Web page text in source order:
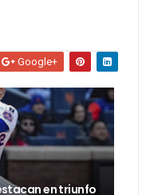
Google+
en triunfo